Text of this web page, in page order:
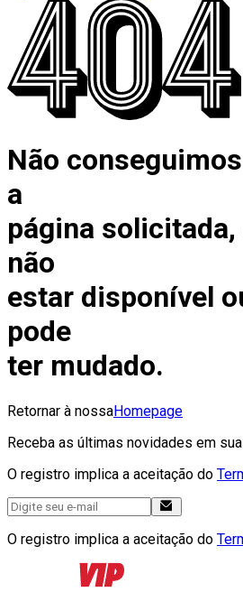
Não
a
página solicitada,
não
estar disponível
pode
ter mudado.
Retornar à nossaHomepage
Receba as últimas novidades em
O registro implica a aceitação do
O registro implica a aceitação do